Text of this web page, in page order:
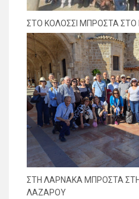
ΣΤΟ ΚΟΛΟΣΣΙ ΜΠΡΟΣΤΑ
ΣΤΗ ΛΑΡΝΑΚΑ ΜΠΡΟΣΤΑ
ΛΑΖΑΡΟΥ